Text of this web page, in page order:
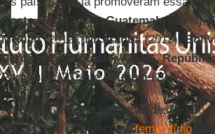
Costa Rica(2007),Guatemala(2008),
México(2012),Nicarágua(2012),
Peru(2013),Equador(2014),
Paraguay(2016) eUruguai(2017).
NoBrasil, a caracterização desse tipo
13.104, que classificou ofeminicídio